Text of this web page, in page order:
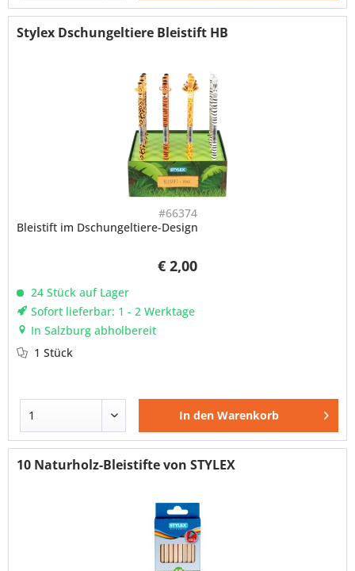
Stylex Dschungeltiere Bleistift HB
#66374
€ 2,00
Bleistift im Dschungeltiere-Design
24 Stück auf Lager
Sofort lieferbar: 1 - 2 Werktage
In Salzburg abholbereit
1 Stück
In den Warenkorb
10 Naturholz-Bleistifte von STYLEX